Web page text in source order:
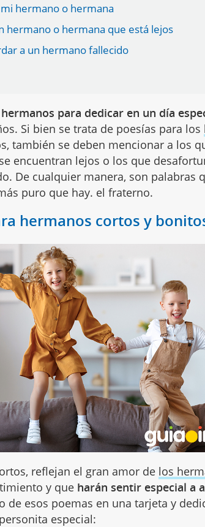
hermano o hermana
hermano o hermana que está lejos
a un hermano fallecido
para dedicar en un día
Si bien se trata de poesías para los
también se deben mencionar a los
encuentran lejos o los que
De cualquier manera, son palabras
puro que hay. el fraterno.
hermanos cortos y
reflejan el gran amor de los
y que harán sentir especial a
de esos poemas en una tarjeta y
especial: